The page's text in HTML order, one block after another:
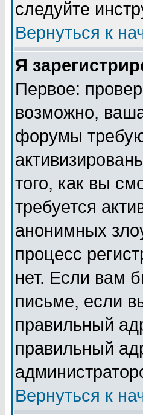
следуйте
Вернуться к
Я
Первое:
возможно,
форумы
того, как вы
требуется
анонимных
процесс
нет. Если вам
письме, если
правильный
правильный
Вернуться к